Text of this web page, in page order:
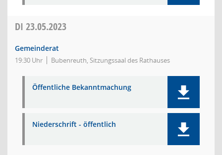
DI 23.05.2023
Gemeinderat
19:30 Uhr Bubenreuth, Sitzungssaal des Rathauses
Öffentliche Bekanntmachung
Niederschrift - öffentlich